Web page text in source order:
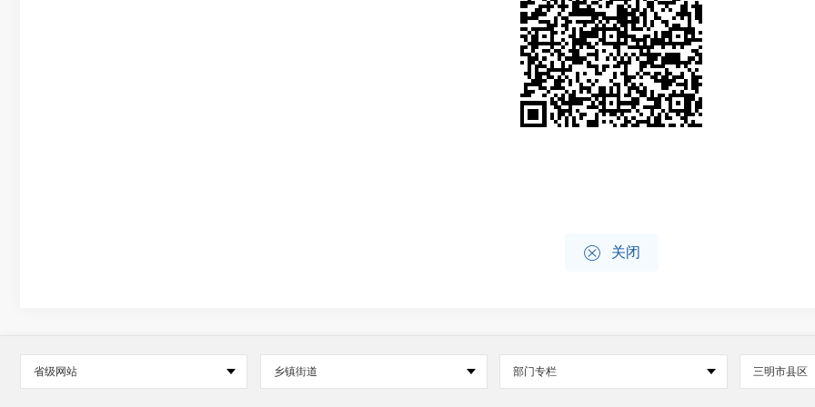
 关闭
省级网站 乡镇街道 部门专栏 三明市县区